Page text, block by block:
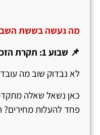
מה נעשה בששת
📌 שבוע 1: תקרת הזכוכית של העסק
לא נבדוק שוב מה
כאן נשאל שאלה
פחד להעלות